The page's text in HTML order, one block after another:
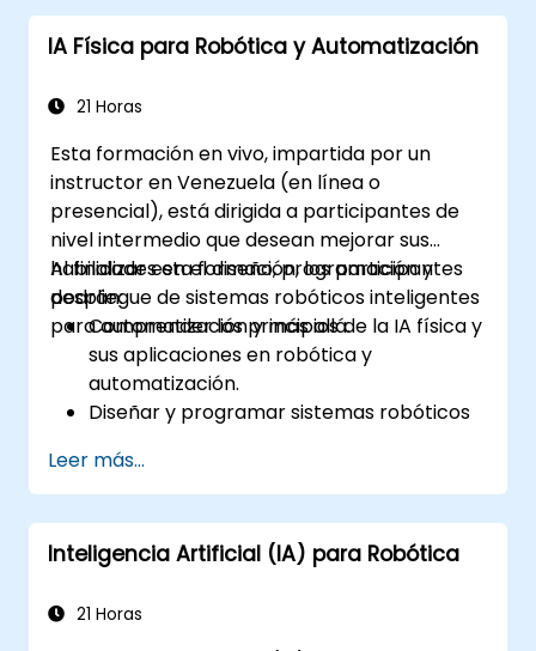
IA Física para Robótica y Automatización
21 Horas
Esta formación en vivo, impartida por un
instructor en Venezuela (en línea o
presencial), está dirigida a participantes de
nivel intermedio que desean mejorar sus
habilidades en el diseño, programación y
despliegue de sistemas robóticos inteligentes
para automatización y más allá.
Al finalizar esta formación, los participantes
podrán:
Comprender los principios de la IA física y
sus aplicaciones en robótica y
automatización.
Diseñar y programar sistemas robóticos
Implementar modelos de IA para la toma
de decisiones autónomas en robots.
Aprovechar herramientas de simulación
para pruebas y optimización robótica.
sensores, el procesamiento en tiempo
Leer más...
Inteligencia Artificial (IA) para Robótica
21 Horas